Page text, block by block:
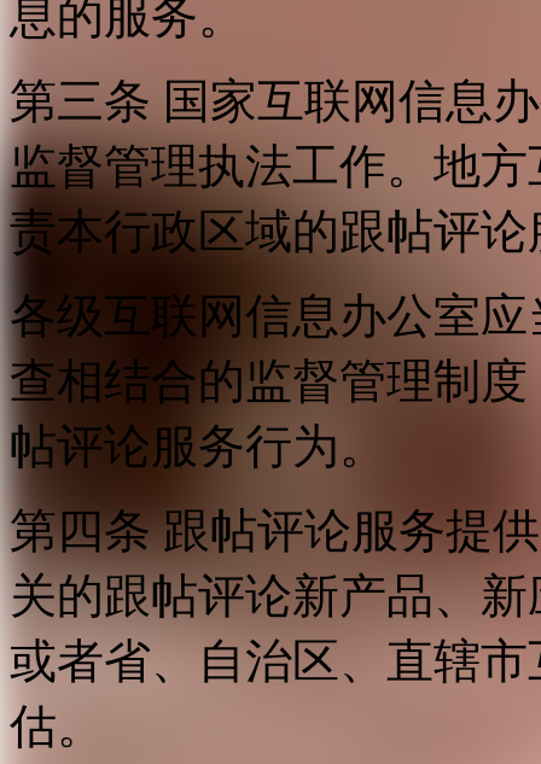
息的服务。
第三条 国家互联网信息
监督管理执法工作。地
责本行政区域的跟帖评
各级互联网信息办公室
查相结合的监督管理制
帖评论服务行为。
第四条 跟帖评论服务提
关的跟帖评论新产品、
或者省、自治区、直辖
估。